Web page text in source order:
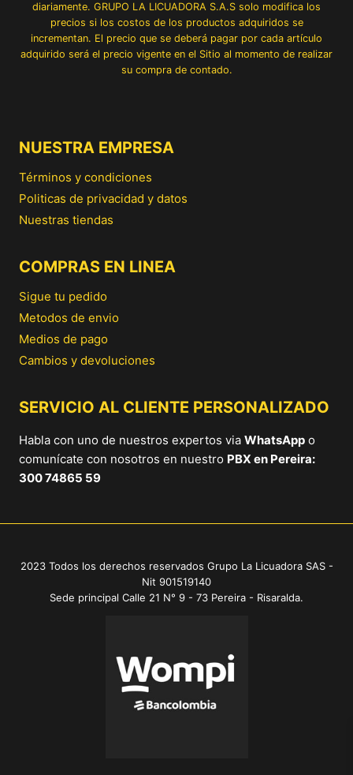
diariamente. GRUPO LA LICUADORA S.A.S solo modifica los
precios si los costos de los productos adquiridos se
incrementan. El precio que se deberá pagar por cada artículo
adquirido será el precio vigente en el Sitio al momento de realizar
su compra de contado.
NUESTRA EMPRESA
Términos y condiciones
Politicas de privacidad y datos
Nuestras tiendas
COMPRAS EN LINEA
Sigue tu pedido
Metodos de envio
Medios de pago
Cambios y devoluciones
SERVICIO AL CLIENTE PERSONALIZADO
Habla con uno de nuestros expertos via WhatsApp o
comunícate con nosotros en nuestro PBX en Pereira:
300 74865 59
2023 Todos los derechos reservados Grupo La Licuadora SAS -
Nit 901519140
Sede principal Calle 21 N° 9 - 73 Pereira - Risaralda.